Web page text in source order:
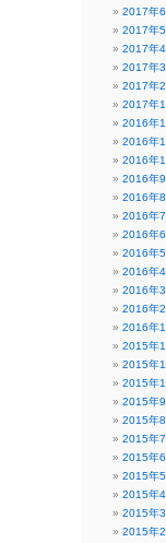
2017年6
2017年5
2017年4
2017年3
2017年2
2017年1
2016年
2016年
2016年
2016年9
2016年8
2016年7
2016年6
2016年5
2016年4
2016年3
2016年2
2016年1
2015年
2015年
2015年
2015年9
2015年8
2015年7
2015年6
2015年5
2015年4
2015年3
2015年2